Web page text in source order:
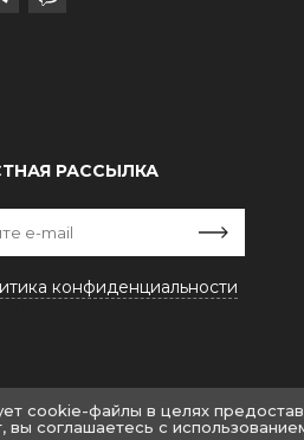
РАССЫЛКА
конфиденциальности
cookie-файлы в целях
вы соглашаетесь с